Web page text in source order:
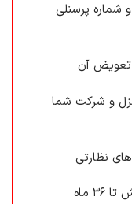
شماره پرسنلی
و شرکت شما